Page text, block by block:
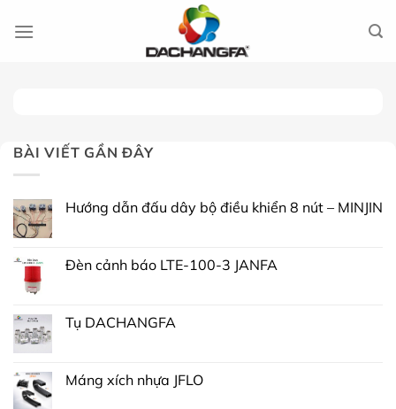
đến
BÀI VIẾT GẦN ĐÂY
Hướng dẫn đấu dây bộ điều khiển 8 nút – MINJIN
Đèn cảnh báo LTE-100-3 JANFA
Tụ DACHANGFA
Máng xích nhựa JFLO